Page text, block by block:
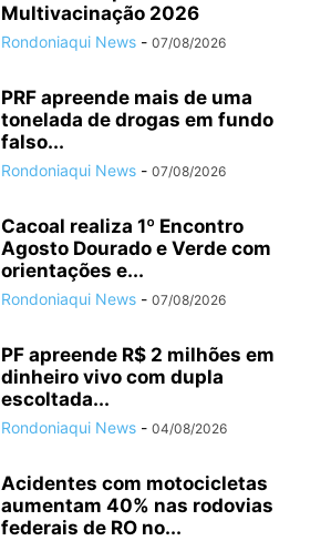
Multivacinação 2026
Rondoniaqui News - 07/08/2026
PRF apreende mais de uma
tonelada de drogas em fundo
falso...
Rondoniaqui News - 07/08/2026
Cacoal realiza 1º Encontro
Agosto Dourado e Verde com
orientações e...
Rondoniaqui News - 07/08/2026
PF apreende R$ 2 milhões em
dinheiro vivo com dupla
escoltada...
Rondoniaqui News - 04/08/2026
Acidentes com motocicletas
aumentam 40% nas rodovias
federais de RO no...